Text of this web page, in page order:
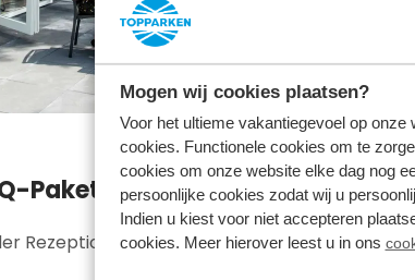
Mogen wij cookies plaatsen?
Voor het ultieme vakantiegevoel op
cookies. Functionele cookies om te
cookies om onze website elke dag nog
persoonlijke cookies zodat wij u
Indien u kiest voor niet accepteren
cookies. Meer hierover leest u in ons
Paket bestellen?
Rezeption des Parks oder über My TopParken